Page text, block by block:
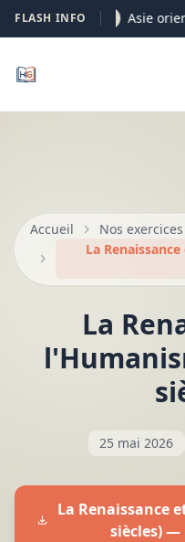
FLASH INFO05-08 Asie
Accueil Nos exercices
La
La
25 mai 2026
La Renaissance
siècles) —